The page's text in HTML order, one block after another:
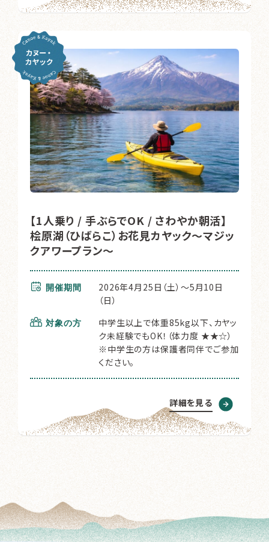
【1人乗り / 手ぶらでOK / さわやか朝活】
桧原湖（ひばらこ）お花見カヤック～マジッ
クアワープラン～
開催期間
2026年4月25日（土）～5月10日
（日）
対象の方
中学生以上で体重85kg以下、カヤッ
ク未経験でもOK！（体力度 ★★☆）
※中学生の方は保護者同伴でご参加
ください。
詳細を見る